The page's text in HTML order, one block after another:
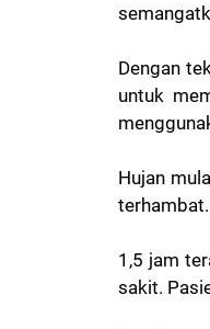
Dengan
untuk
Hujan
1,5 jam
sakit.